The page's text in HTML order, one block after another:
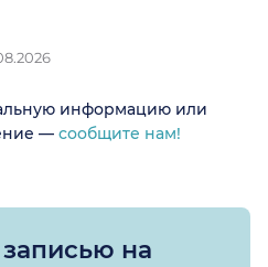
информацию или
— сообщите нам!
на